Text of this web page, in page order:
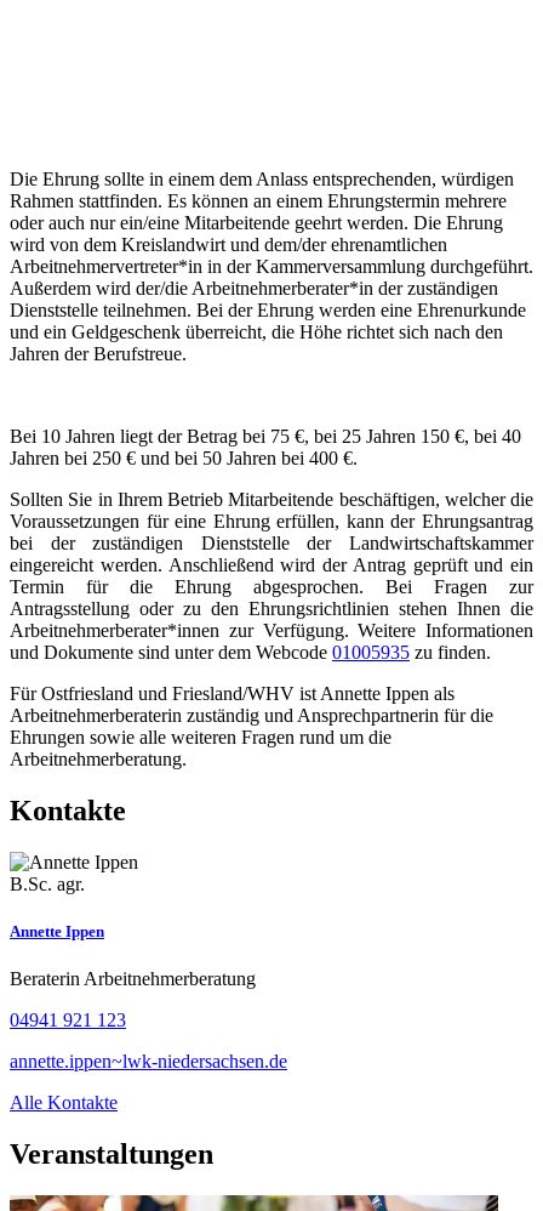
Die Ehrung sollte in einem dem Anlass entsprechenden, würdigen
Rahmen stattfinden. Es können an einem Ehrungstermin mehrere
oder auch nur ein/eine Mitarbeitende geehrt werden. Die Ehrung
wird von dem Kreislandwirt und dem/der ehrenamtlichen
Arbeitnehmervertreter*in in der Kammerversammlung durchgeführt.
Außerdem wird der/die Arbeitnehmerberater*in der zuständigen
Dienststelle teilnehmen. Bei der Ehrung werden eine Ehrenurkunde
und ein Geldgeschenk überreicht, die Höhe richtet sich nach den
Jahren der Berufstreue.
Bei 10 Jahren liegt der Betrag bei 75 €, bei 25 Jahren 150 €, bei 40
Jahren bei 250 € und bei 50 Jahren bei 400 €.
Sollten Sie in Ihrem Betrieb Mitarbeitende beschäftigen, welcher die
Voraussetzungen für eine Ehrung erfüllen, kann der Ehrungsantrag
bei der zuständigen Dienststelle der Landwirtschaftskammer
eingereicht werden. Anschließend wird der Antrag geprüft und ein
Termin für die Ehrung abgesprochen. Bei Fragen zur
Antragsstellung oder zu den Ehrungsrichtlinien stehen Ihnen die
Arbeitnehmerberater*innen zur Verfügung. Weitere Informationen
und Dokumente sind unter dem Webcode 01005935 zu finden.
Für Ostfriesland und Friesland/WHV ist Annette Ippen als
Arbeitnehmerberaterin zuständig und Ansprechpartnerin für die
Ehrungen sowie alle weiteren Fragen rund um die
Arbeitnehmerberatung.
Kontakte
B.Sc. agr.
Annette Ippen
Beraterin Arbeitnehmerberatung
04941 921 123
annette.ippen~lwk-niedersachsen.de
Alle Kontakte
Veranstaltungen